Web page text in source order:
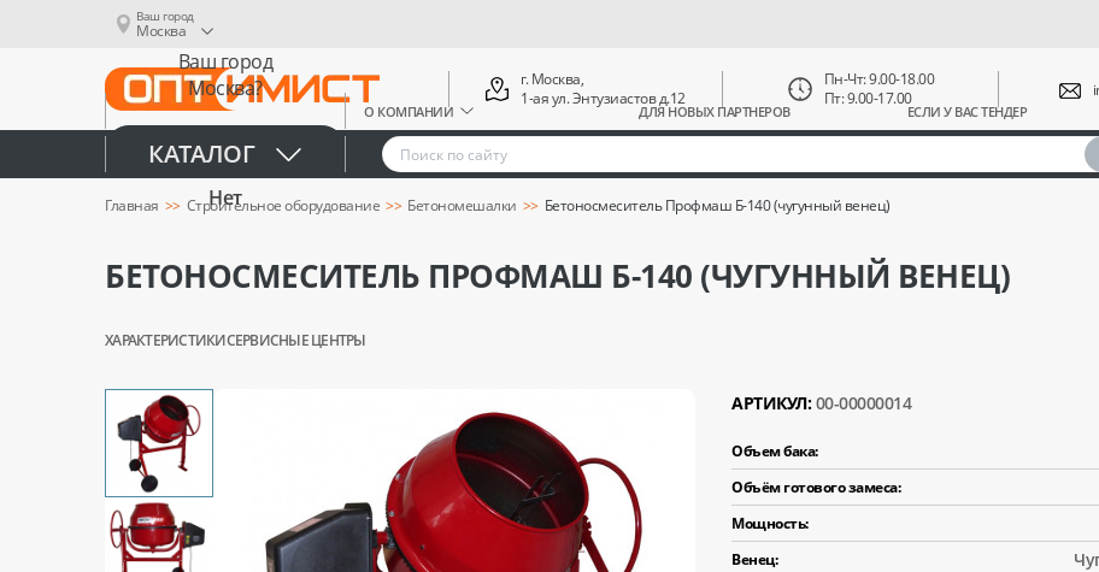
Ваш город
Москва
Ваш город
Москва?
Да
Нет
О КОМПАНИИ ДЛЯ НОВЫХ ПАРТНЕРОВ ЕСЛИ У ВАС ТЕНДЕР
г. Москва,
1-ая ул. Энтузиастов д.12
Пн-Чт: 9.00-18.00
Пт: 9.00-17.00
КАТАЛОГ
Главная Строительное оборудование Бетономешалки Бетоносмеситель Профмаш Б-140 (чугунный венец)
БЕТОНОСМЕСИТЕЛЬ ПРОФМАШ Б-140 (ЧУГУННЫЙ ВЕНЕЦ)
ХАРАКТЕРИСТИКИСЕРВИСНЫЕ ЦЕНТРЫ
АРТИКУЛ: 00-00000014
Объем бака:
Объём готового замеса:
Мощность:
Венец: